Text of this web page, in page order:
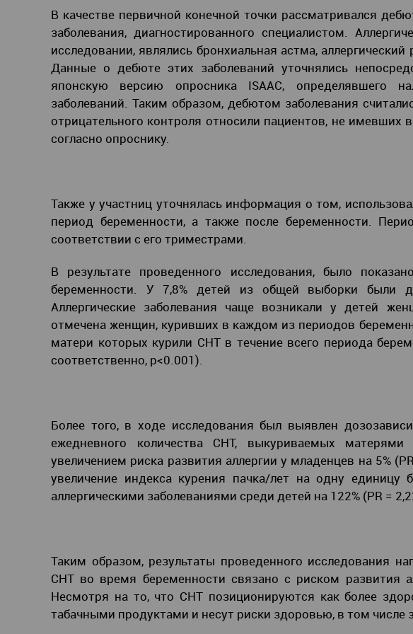
В качестве первичной конечной точки рассматривался
заболевания, диагностированного специалистом.
исследовании, являлись бронхиальная астма,
Данные о дебюте этих заболеваний уточнялись
японскую версию опросника ISAAC, определявшего
заболеваний. Таким образом, дебютом заболевания
отрицательного контроля относили пациентов, не имевших
согласно опроснику.
Также у участниц уточнялась информация о том,
период беременности, а также после беременности.
соответствии с его триместрами.
В результате проведенного исследования, было
беременности. У 7,8% детей из общей выборки были
Аллергические заболевания чаще возникали у детей
отмечена женщин, куривших в каждом из периодов
матери которых курили СНТ в течение всего периода
соответственно, p<0.001).
Более того, в ходе исследования был выявлен
ежедневного количества СНТ, выкуриваемых
увеличением риска развития аллергии у младенцев на 5%
увеличение индекса курения пачка/лет на одну единицу
аллергическими заболеваниями среди детей на 122% (PR =
Таким образом, результаты проведенного исследования
СНТ во время беременности связано с риском развития
Несмотря на то, что СНТ позиционируются как более
табачными продуктами и несут риски здоровью, в том числе